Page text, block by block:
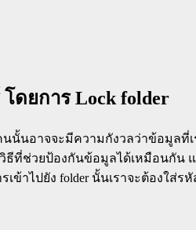
ดยการ Lock folder
นั้นอาจจะมีความกังวลว่าข้อมูล
ธีที่ช่วยป้องกันข้อมูลได้เหมือนกั
เข้าไปยัง folder นั้นเราจะต้องใ